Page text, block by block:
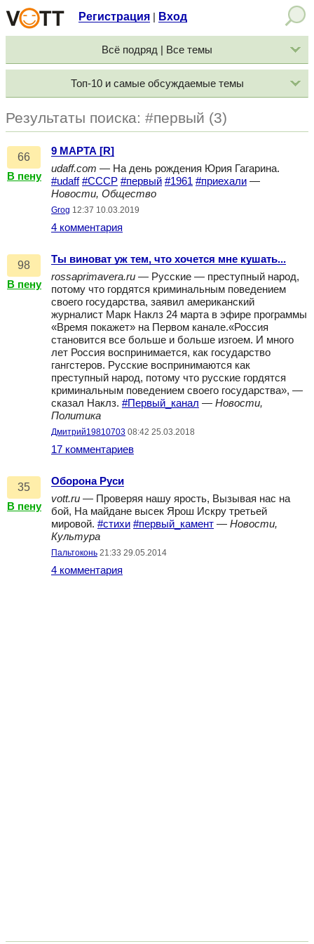
Регистрация Вход
Всё подряд | Все темы
Топ-10 и самые обсуждаемые темы
Результаты поиска: #первый (3)
66
В пену
9 МАРТА [R]
udaff.com — На день рождения Юрия Гагарина.
#udaff #СССР #первый #1961 #приехали —
Новости, Общество
Grog 12:37 10.03.2019
4 комментария
98
В пену
Ты виноват уж тем, что хочется мне кушать...
rossaprimavera.ru — Русские — преступный народ,
потому что гордятся криминальным поведением
своего государства, заявил американский
журналист Марк Наклз 24 марта в эфире программы
«Время покажет» на Первом канале.«Россия
становится все больше и больше изгоем. И много
лет Россия воспринимается, как государство
гангстеров. Русские воспринимаются как
преступный народ, потому что русские гордятся
криминальным поведением своего государства», —
сказал Наклз. #Первый_канал — Новости,
Политика
Дмитрий19810703 08:42 25.03.2018
17 комментариев
35
В пену
Оборона Руси
vott.ru — Проверяя нашу ярость, Вызывая нас на
бой, На майдане высек Ярош Искру третьей
мировой. #стихи #первый_камент — Новости,
Культура
Пальтоконь 21:33 29.05.2014
4 комментария